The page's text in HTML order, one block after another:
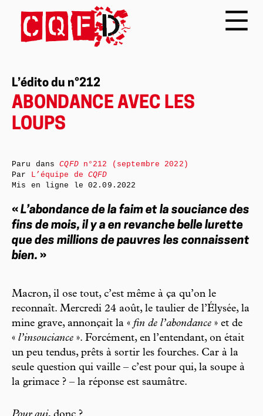
L’édito du n°212
ABONDANCE AVEC LES
LOUPS
« L’abondance de la faim et la souciance des
fins de mois, il y a en revanche belle lurette
que des millions de pauvres les connaissent
bien. »
Macron, il ose tout, c’est même à ça qu’on le
reconnaît. Mercredi 24 août, le taulier de l’Élysée, la
mine grave, annonçait la « fin de l’abondance » et de
« l’insouciance ». Forcément, en l’entendant, on était
un peu tendus, prêts à sortir les fourches. Car à la
seule question qui vaille – c’est pour qui, la soupe à
la grimace ? – la réponse est saumâtre.
Paru dansCQFDn°212 (septembre 2022)
Par L’équipe deCQFD
Mis en ligne le02.09.2022